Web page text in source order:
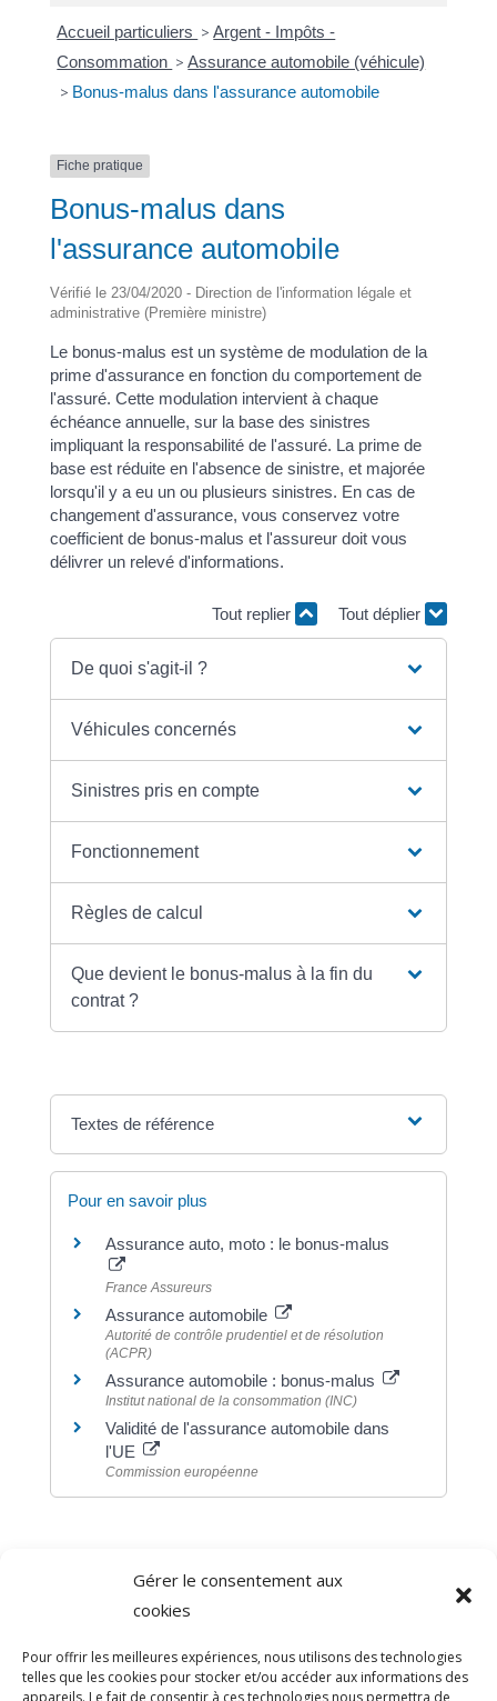
Gérer le consentement aux
cookies
Pour offrir les meilleures expériences, nous utilisons des technologies
telles que les cookies pour stocker et/ou accéder aux informations des
appareils. Le fait de consentir à ces technologies nous permettra de
Accueil particuliers > Argent - Impôts -
Consommation > Assurance automobile (véhicule)
> Bonus-malus dans l'assurance automobile
Fiche pratique
Bonus-malus dans
l'assurance automobile
Vérifié le 23/04/2020 - Direction de l'information légale et
administrative (Première ministre)
Le bonus-malus est un système de modulation de la
prime d'assurance en fonction du comportement de
l'assuré. Cette modulation intervient à chaque
échéance annuelle, sur la base des sinistres
impliquant la responsabilité de l'assuré. La prime de
base est réduite en l'absence de sinistre, et majorée
lorsqu'il y a eu un ou plusieurs sinistres. En cas de
changement d'assurance, vous conservez votre
coefficient de bonus-malus et l'assureur doit vous
délivrer un relevé d'informations.
Tout replier Tout déplier
De quoi s'agit-il ?
Véhicules concernés
Sinistres pris en compte
Fonctionnement
Règles de calcul
Que devient le bonus-malus à la fin du
contrat ?
Textes de référence
Pour en savoir plus
Assurance auto, moto : le bonus-malus
France Assureurs
Assurance automobile
Autorité de contrôle prudentiel et de résolution
(ACPR)
Assurance automobile : bonus-malus
Institut national de la consommation (INC)
Validité de l'assurance automobile dans
l'UE
Commission européenne
Direction de l'information légale et administrative
comarquage developpé par